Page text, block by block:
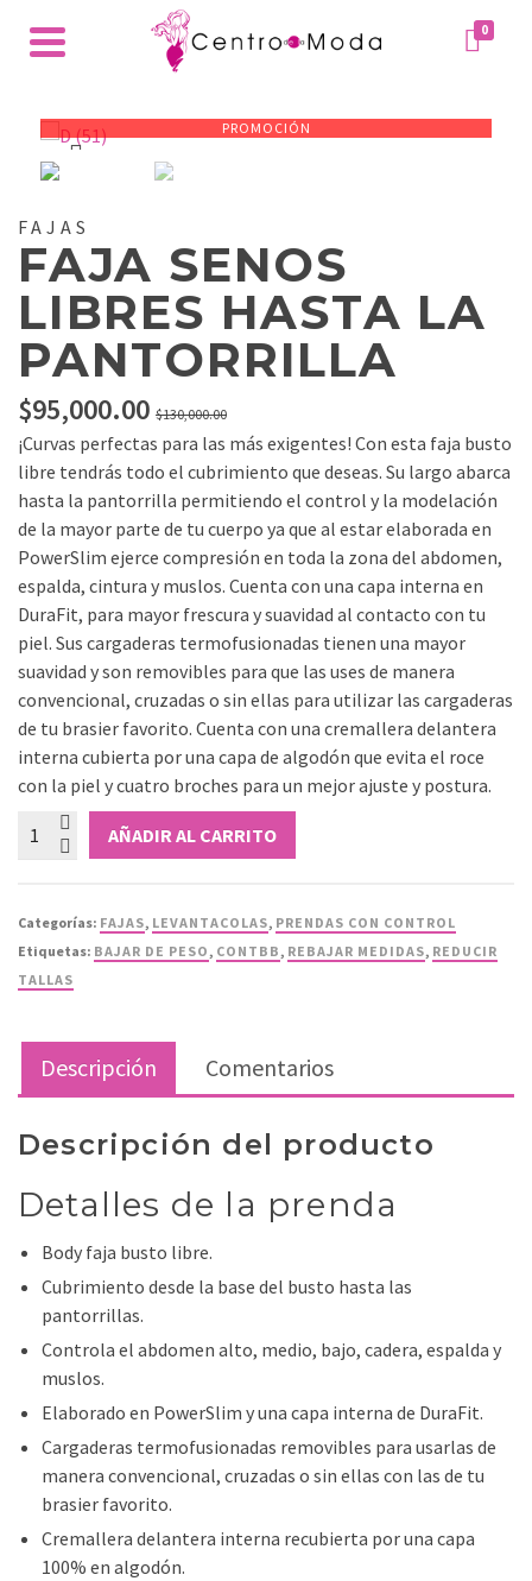
0
PROMOCIÓN
FAJAS
FAJA SENOS
LIBRES HASTA LA
PANTORRILLA
$130,000.00El
precio
original
era:
$130,000.00.
$95,000.00 El
precio
actual
es:
$95,000.00.
¡Curvas perfectas para las más exigentes! Con esta faja busto
libre tendrás todo el cubrimiento que deseas. Su largo abarca
hasta la pantorrilla permitiendo el control y la modelación
de la mayor parte de tu cuerpo ya que al estar elaborada en
PowerSlim ejerce compresión en toda la zona del abdomen,
espalda, cintura y muslos. Cuenta con una capa interna en
DuraFit, para mayor frescura y suavidad al contacto con tu
piel. Sus cargaderas termofusionadas tienen una mayor
suavidad y son removibles para que las uses de manera
convencional, cruzadas o sin ellas para utilizar las cargaderas
de tu brasier favorito. Cuenta con una cremallera delantera
interna cubierta por una capa de algodón que evita el roce
con la piel y cuatro broches para un mejor ajuste y postura.
Faja
Senos
Pantorrilla
cantidad
AÑADIR AL CARRITO
Categorías: FAJAS, LEVANTACOLAS, PRENDAS CON CONTROL
Etiquetas: BAJAR DE PESO, CONTBB, REBAJAR MEDIDAS, REDUCIR
TALLAS
Descripción Comentarios
Descripción del producto
Detalles de la prenda
Body faja busto libre.
Cubrimiento desde la base del busto hasta las
pantorrillas.
Controla el abdomen alto, medio, bajo, cadera, espalda y
muslos.
Elaborado en PowerSlim y una capa interna de DuraFit.
Cargaderas termofusionadas removibles para usarlas de
manera convencional, cruzadas o sin ellas con las de tu
brasier favorito.
Cremallera delantera interna recubierta por una capa
100% en algodón.